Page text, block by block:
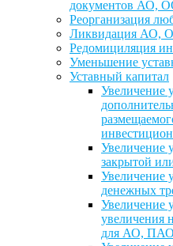
документов АО,
Реорганизация
Ликвидация АО,
Редомициляция
Уменьшение
Уставный капитал
Увеличение
Увеличение
закрытой
Увеличение
денежных
Увеличение
увеличения
для АО, ПАО